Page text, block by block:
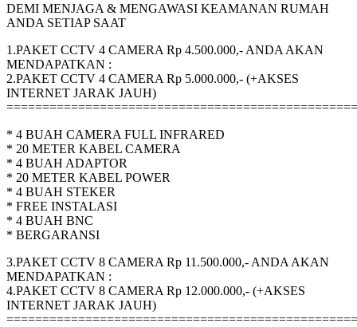
DEMI MENJAGA & MENGAWASI KEAMANAN RUMAH
ANDA SETIAP SAAT
1.PAKET CCTV 4 CAMERA Rp 4.500.000,- ANDA AKAN
MENDAPATKAN :
2.PAKET CCTV 4 CAMERA Rp 5.000.000,- (+AKSES
INTERNET JARAK JAUH)
* 4 BUAH CAMERA FULL INFRARED
* 20 METER KABEL CAMERA
* 4 BUAH ADAPTOR
* 20 METER KABEL POWER
* 4 BUAH STEKER
* FREE INSTALASI
* 4 BUAH BNC
* BERGARANSI
3.PAKET CCTV 8 CAMERA Rp 11.500.000,- ANDA AKAN
MENDAPATKAN :
4.PAKET CCTV 8 CAMERA Rp 12.000.000,- (+AKSES
INTERNET JARAK JAUH)